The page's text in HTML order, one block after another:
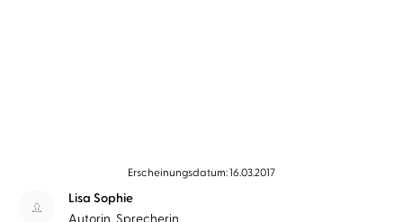
Erscheinungsdatum: 16.03.2017
Lisa Sophie
Autorin, Sprecherin